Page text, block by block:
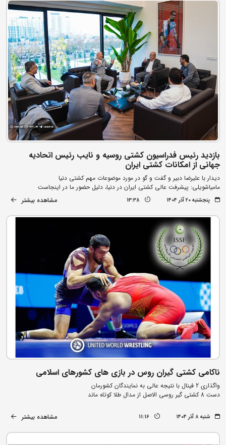
بازدید رئیس فدراسیون کشتی روسیه و نایب رئیس اتحادیه
جهانی از امکانات کشتی ایران
دیدار با علیرضا دبیر و گفت و گو در مورد موضوعات مهم کشتی دنیا
مامیاشویلی: پیشرفت عالی کشتی ایران در دنیا، دلیل حضور ما در اینجاست
پنجشنبه ۲۰ آذر ۱۴۰۴ 13:38 مشاهده بیشتر
ناکامی کشتی گیران روس در بازی های کشورهای اسلامی
واگذاری 2 فینال با نتیجه عالی به نمایندگان کشورمان
دست 8 کشتی گیر روسی الاصل از مدال طلا کوتاه ماند
شنبه ۸ آذر ۱۴۰۴ 11:16 مشاهده بیشتر